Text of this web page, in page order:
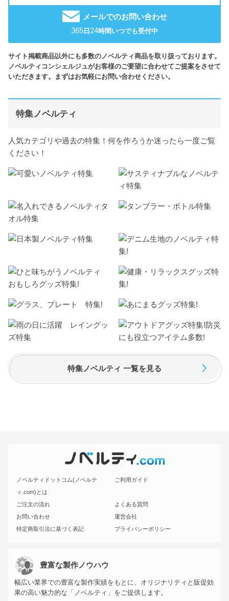
メールでのお問い合わせ
365 日 24時間いつでも受付中
サイト掲載商品以外にも多数のノベルティ商品を取り扱っております。
ノベルティコンシェルジュがお客様のご要望に合わせてご提案をさせて
いただきます。まずはお気軽にお問い合わせください。
特集ノベルティ
人気カテゴリや過去の特集！何を作ろうか迷ったら一度ご覧
ください！
特集ノベルティ 一覧を見る
ノベルティドットコム(ノベルテ
ィ.com)とは
ご利用ガイド
ご注文の流れ
よくある質問
お問い合わせ
運営会社
特定商取引法に基づく表記
プライバシーポリシー
豊富な製作ノウハウ
幅広い業界での豊富な製作実績をもとに、オリジナリティと販促効
果の高い魅力的な「ノベルティ」をご提供します。